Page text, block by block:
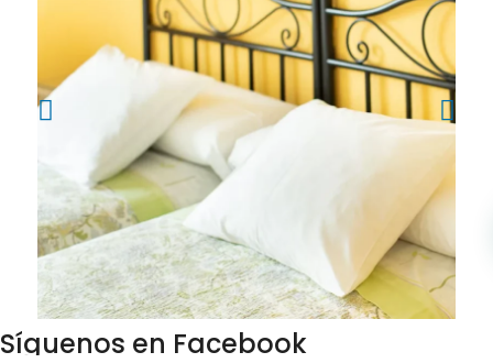
Síguenos en Facebook